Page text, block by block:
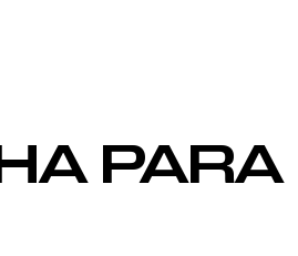
PARA